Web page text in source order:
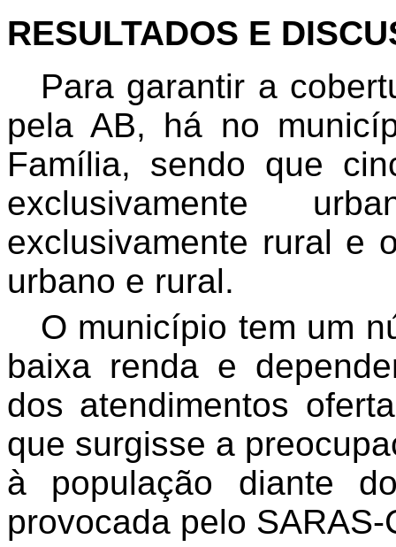
RESULTADOS E
Para garantir a
pela AB, há no
Família, sendo que
exclusivamente
exclusivamente rural e
urbano e rural.
O município tem um
baixa renda e
dos atendimentos
que surgisse a
à população diante
provocada pelo SARAS-